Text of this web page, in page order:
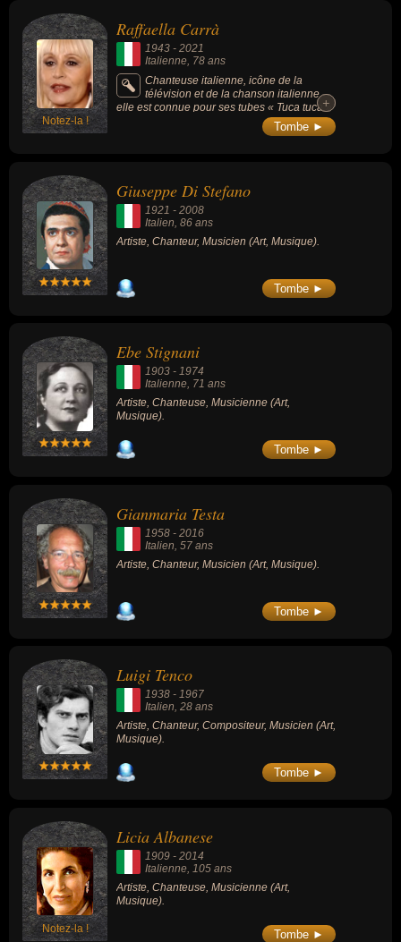
albums live et les compilations (au moment
de son décès).
Notez-la !
Raffaella Carrà
1943 - 2021
Italienne, 78 ans
Chanteuse italienne, icône de la
télévision et de la chanson italienne,
elle est connue pour ses tubes « Tuca tuca »
(1971), ou encore « A far l’amore comincia tu
+
+
Tombe ►
Giuseppe Di Stefano
1921 - 2008
Italien , 86 ans
Artiste, Chanteur, Musicien (Art, Musique).
Tombe ►
Ebe Stignani
1903 - 1974
Italienne, 71 ans
Artiste, Chanteuse, Musicienne (Art,
Musique).
Tombe ►
Gianmaria Testa
1958 - 2016
Italien, 57 ans
Artiste, Chanteur, Musicien (Art, Musique).
Tombe ►
Luigi Tenco
1938 - 1967
Italien, 28 ans
Artiste, Chanteur, Compositeur, Musicien (Art,
Musique).
Tombe ►
Notez-la !
Licia Albanese
1909 - 2014
Italienne, 105 ans
Artiste, Chanteuse, Musicienne (Art,
Musique).
Tombe ►